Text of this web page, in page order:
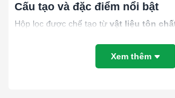
Cấu tạo và đặc điểm nổi bật
Hộp lọc được chế tạo từ vật liệu tôn
quá trình lắp đặt và vận hành. Kết cấu
chắc chắn, giúp giữ chặt các tấm lọc,
Xem thêm